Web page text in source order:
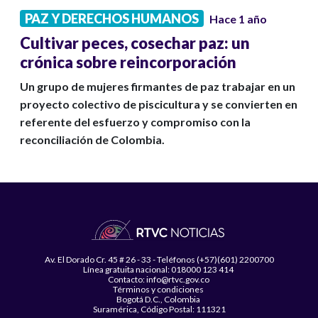
PAZ Y DERECHOS HUMANOS Hace 1 año
Cultivar peces, cosechar paz: un
crónica sobre reincorporación
Un grupo de mujeres firmantes de paz trabajar en un
proyecto colectivo de piscicultura y se convierten en
referente del esfuerzo y compromiso con la
reconciliación de Colombia.
Av. El Dorado Cr. 45 # 26 - 33 - Teléfonos (+57)(601) 2200700
Línea gratuita nacional: 018000 123 414
Contacto: info@rtvc.gov.co
Términos y condiciones
Bogotá D.C., Colombia
Suramérica, Código Postal: 111321